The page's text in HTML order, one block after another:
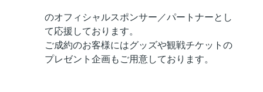
のオフィシャルスポンサー／パートナーとし
て応援しております。
ご成約のお客様にはグッズや観戦チケットの
プレゼント企画もご用意しております。